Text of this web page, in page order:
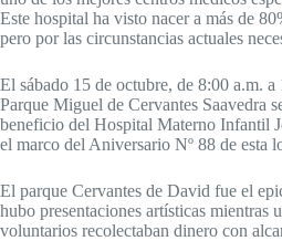
Este hospital ha visto nacer a más de
pero por las circunstancias actuales
El sábado 15 de octubre, de 8:00 a.m.
Parque Miguel de Cervantes Saavedra
beneficio del Hospital Materno Infantil
el marco del Aniversario Nº 88 de esta
El parque Cervantes de David fue el
hubo presentaciones artísticas mientras
voluntarios recolectaban dinero con